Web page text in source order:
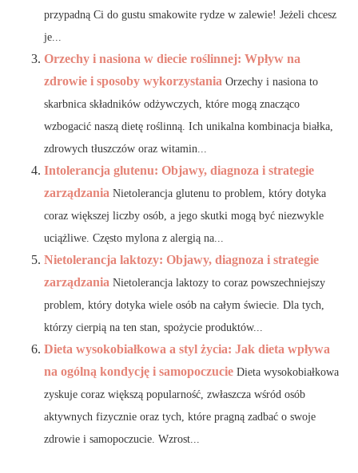
przypadną Ci do gustu smakowite rydze w zalewie! Jeżeli chcesz
je...
Orzechy i nasiona w diecie roślinnej: Wpływ na
zdrowie i sposoby wykorzystania Orzechy i nasiona to
skarbnica składników odżywczych, które mogą znacząco
wzbogacić naszą dietę roślinną. Ich unikalna kombinacja białka,
zdrowych tłuszczów oraz witamin...
Intolerancja glutenu: Objawy, diagnoza i strategie
zarządzania Nietolerancja glutenu to problem, który dotyka
coraz większej liczby osób, a jego skutki mogą być niezwykle
uciążliwe. Często mylona z alergią na...
Nietolerancja laktozy: Objawy, diagnoza i strategie
zarządzania Nietolerancja laktozy to coraz powszechniejszy
problem, który dotyka wiele osób na całym świecie. Dla tych,
którzy cierpią na ten stan, spożycie produktów...
Dieta wysokobiałkowa a styl życia: Jak dieta wpływa
na ogólną kondycję i samopoczucie Dieta wysokobiałkowa
zyskuje coraz większą popularność, zwłaszcza wśród osób
aktywnych fizycznie oraz tych, które pragną zadbać o swoje
zdrowie i samopoczucie. Wzrost...